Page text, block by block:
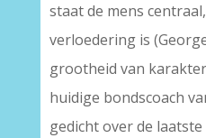
staat de mens
verloedering is
grootheid van
huidige bondscoach
gedicht over de